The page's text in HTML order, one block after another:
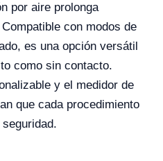
por aire prolonga
con modos de
es una opción versátil
como sin contacto.
y el medidor de
que cada procedimiento